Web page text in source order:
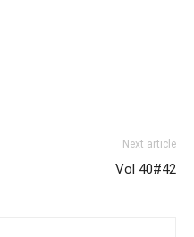
Next article
Vol 40#42